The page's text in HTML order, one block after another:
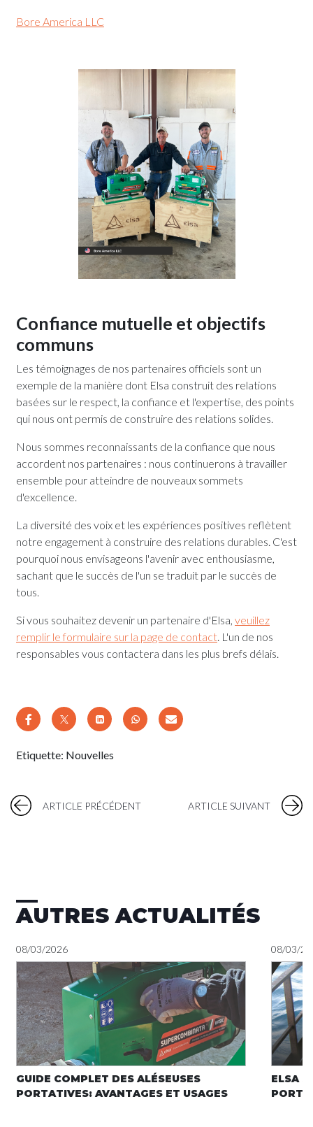
Bore America LLC
Confiance mutuelle et objectifs
communs
Les témoignages de nos partenaires officiels sont un
exemple de la manière dont Elsa construit des relations
basées sur le respect, la confiance et l'expertise, des points
qui nous ont permis de construire des relations solides.
Nous sommes reconnaissants de la confiance que nous
accordent nos partenaires : nous continuerons à travailler
ensemble pour atteindre de nouveaux sommets
d'excellence.
La diversité des voix et les expériences positives reflètent
notre engagement à construire des relations durables. C'est
pourquoi nous envisageons l'avenir avec enthousiasme,
sachant que le succès de l'un se traduit par le succès de
tous.
Si vous souhaitez devenir un partenaire d'Elsa, veuillez
remplir le formulaire sur la page de contact. L'un de nos
responsables vous contactera dans les plus brefs délais.
Etiquette: Nouvelles
ARTICLE PRÉCÉDENT ARTICLE SUIVANT
AUTRES ACTUALITÉS
08/03/2026
GUIDE COMPLET DES ALÉSEUSES
PORTATIVES: AVANTAGES ET USAGES
08/03/
ELSA